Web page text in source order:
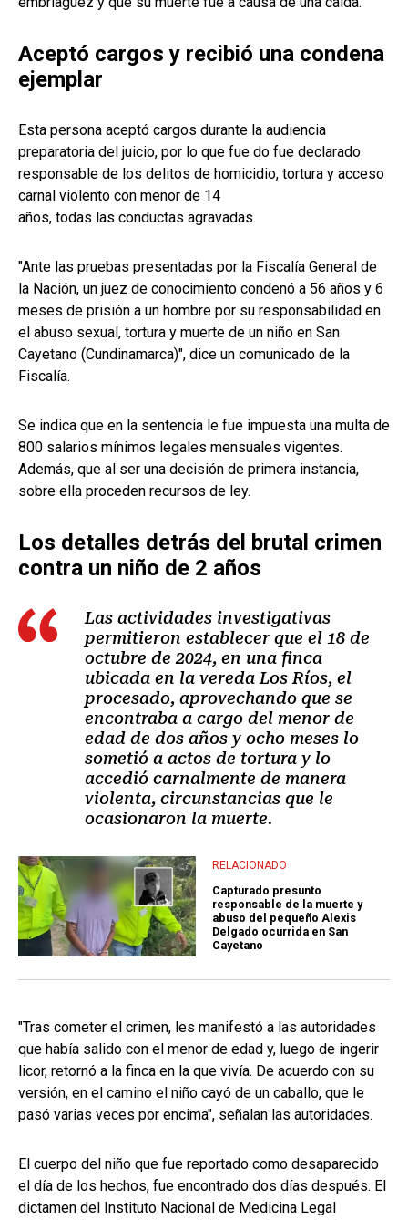
Aceptó cargos y recibió una condena
ejemplar
Esta persona aceptó cargos durante la audiencia
preparatoria del juicio, por lo que fue do fue declarado
responsable de los delitos de homicidio, tortura y acceso
carnal violento con menor de 14
años, todas las conductas agravadas.
"Ante las pruebas presentadas por la Fiscalía General de
la Nación, un juez de conocimiento condenó a 56 años y 6
meses de prisión a un hombre por su responsabilidad en
el abuso sexual, tortura y muerte de un niño en San
Cayetano (Cundinamarca)", dice un comunicado de la
Fiscalía.
Se indica que en la sentencia le fue impuesta una multa de
800 salarios mínimos legales mensuales vigentes.
Además, que al ser una decisión de primera instancia,
sobre ella proceden recursos de ley.
Los detalles detrás del brutal crimen
contra un niño de 2 años
Las actividades investigativas
permitieron establecer que el 18 de
octubre de 2024, en una finca
ubicada en la vereda Los Ríos, el
procesado, aprovechando que se
encontraba a cargo del menor de
edad de dos años y ocho meses lo
sometió a actos de tortura y lo
accedió carnalmente de manera
violenta, circunstancias que le
ocasionaron la muerte.
RELACIONADO
Capturado presunto
responsable de la muerte y
abuso del pequeño Alexis
Delgado ocurrida en San
Cayetano
"Tras cometer el crimen, les manifestó a las autoridades
que había salido con el menor de edad y, luego de ingerir
licor, retornó a la finca en la que vivía. De acuerdo con su
versión, en el camino el niño cayó de un caballo, que le
pasó varias veces por encima", señalan las autoridades.
El cuerpo del niño que fue reportado como desaparecido
el día de los hechos, fue encontrado dos días después. El
dictamen del Instituto Nacional de Medicina Legal